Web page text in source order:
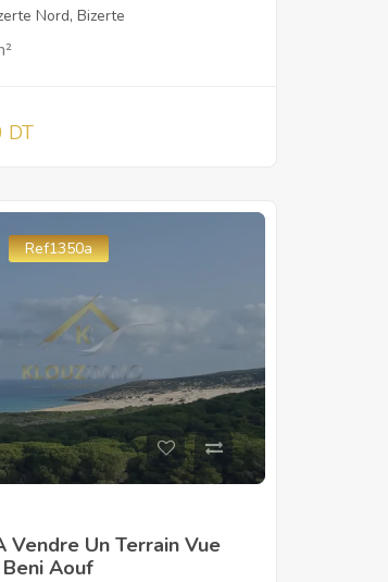
Nord, Bizerte
DT
Ref1350a
Vendre Un Terrain Vue
Aouf